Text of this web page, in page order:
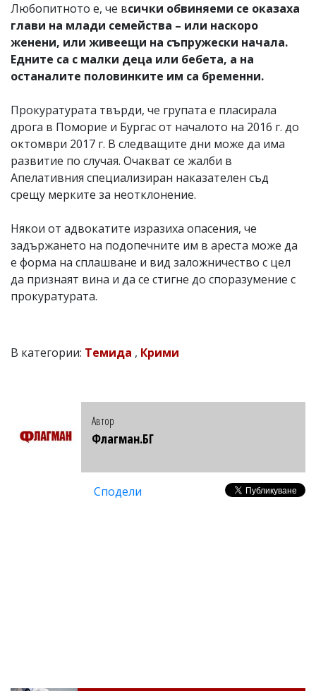
Любопитното е, че всички обвиняеми се оказаха
глави на млади семейства – или наскоро
женени, или живеещи на съпружески начала.
Едните са с малки деца или бебета, а на
останалите половинките им са бременни.
Прокуратурата твърди, че групата е пласирала
дрога в Поморие и Бургас от началото на 2016 г. до
октомври 2017 г. В следващите дни може да има
развитие по случая. Очакват се жалби в
Апелативния специализиран наказателен съд
срещу мерките за неотклонение.
Някои от адвокатите изразиха опасения, че
задържането на подопечните им в ареста може да
е форма на сплашване и вид заложничество с цел
да признаят вина и да се стигне до споразумение с
прокуратурата.
В категории: Темида , Крими
Автор
Флагман.БГ
Сподели